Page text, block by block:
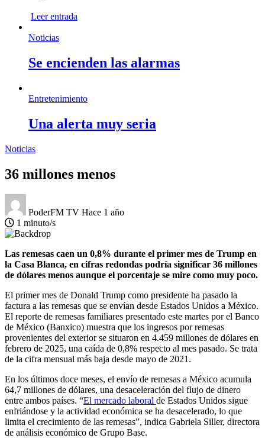
Leer entrada
Noticias
Se encienden las alarmas
Entretenimiento
Una alerta muy seria
Noticias
36 millones menos
PoderFM TV Hace 1 año
1 minuto/s
Las remesas caen un 0,8% durante el primer mes de Trump en
la Casa Blanca, en cifras redondas podría significar 36 millones
de dólares menos aunque el porcentaje se mire como muy poco.
El primer mes de Donald Trump como presidente ha pasado la
factura a las remesas que se envían desde Estados Unidos a México.
El reporte de remesas familiares presentado este martes por el Banco
de México (Banxico) muestra que los ingresos por remesas
provenientes del exterior se situaron en 4.459 millones de dólares en
febrero de 2025, una caída de 0,8% respecto al mes pasado. Se trata
de la cifra mensual más baja desde mayo de 2021.
En los últimos doce meses, el envío de remesas a México acumula
64,7 millones de dólares, una desaceleración del flujo de dinero
entre ambos países. “El mercado laboral de Estados Unidos sigue
enfriándose y la actividad económica se ha desacelerado, lo que
limita el crecimiento de las remesas”, indica Gabriela Siller, directora
de análisis económico de Grupo Base.